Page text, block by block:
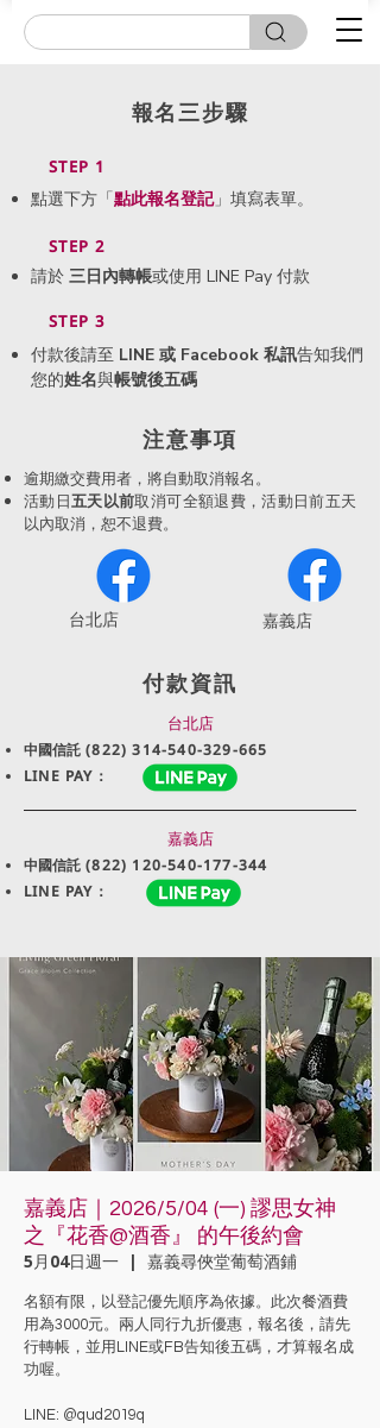
報名三步驟
STEP 1
點選下方「點此報名登記」填寫表單。
STEP 2
請於 三日內轉帳或使用 LINE Pay 付款
STEP 3
付款後請至 LINE 或 Facebook 私訊告知我們
您的姓名與帳號後五碼
​注意事項
逾期繳交費用者，將自動取消報名。
活動日五天以前取消可全額退費，活動日前五天
以內取消，恕不退費。
​台北店 嘉義店
付款資訊
台北店
中國信託 (822) 314-540-329-665
LINE PAY：
嘉義店
中國信託 (822) 120-540-177-344
LINE PAY：
嘉義店｜2026/5/04 (一) 謬思女神
之『花香@酒香』 的午後約會
5月04日週一
  |
嘉義尋俠堂葡萄酒鋪
名額有限，以登記優先順序為依據。此次餐酒費
用為3000元。兩人同行九折優惠，報名後，請先
行轉帳，並用LINE或FB告知後五碼，才算報名成
功喔。
LINE: @qud2019q